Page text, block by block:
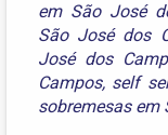
em São José
São José dos
José dos
Campos, self
sobremesas em